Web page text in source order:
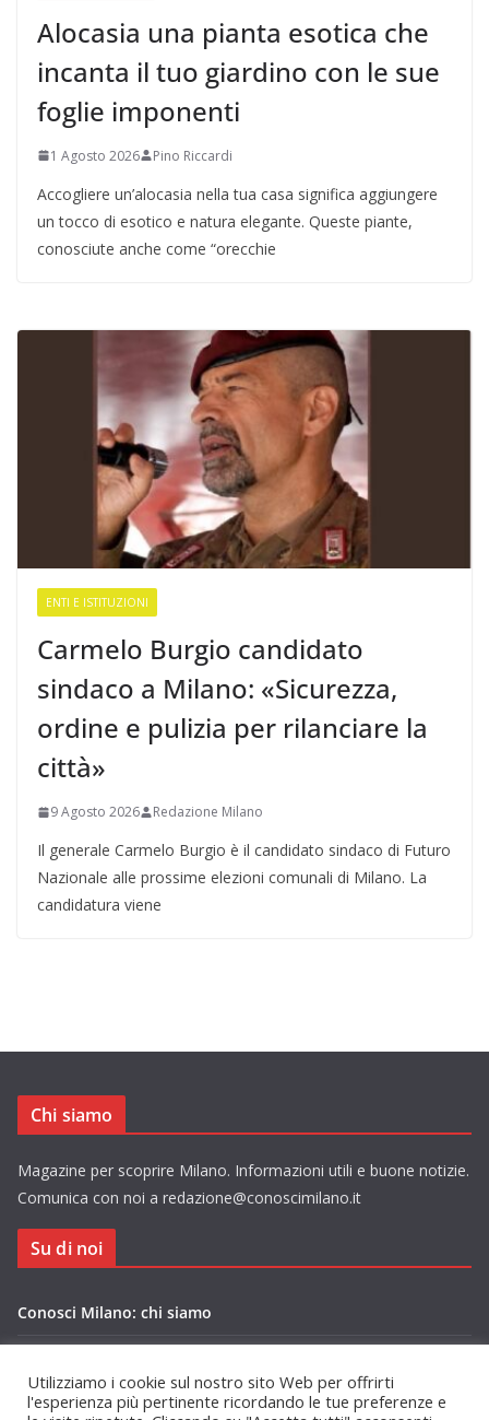
Alocasia una pianta esotica che
incanta il tuo giardino con le sue
foglie imponenti
1 Agosto 2026 Pino Riccardi
Accogliere un’alocasia nella tua casa significa aggiungere
un tocco di esotico e natura elegante. Queste piante,
conosciute anche come “orecchie
ENTI E ISTITUZIONI
Carmelo Burgio candidato
sindaco a Milano: «Sicurezza,
ordine e pulizia per rilanciare la
città»
9 Agosto 2026 Redazione Milano
Il generale Carmelo Burgio è il candidato sindaco di Futuro
Nazionale alle prossime elezioni comunali di Milano. La
candidatura viene
Chi siamo
Magazine per scoprire Milano. Informazioni utili e buone notizie.
Comunica con noi a redazione@conoscimilano.it
Su di noi
Conosci Milano: chi siamo
Utilizziamo i cookie sul nostro sito Web per offrirti
l'esperienza più pertinente ricordando le tue preferenze e